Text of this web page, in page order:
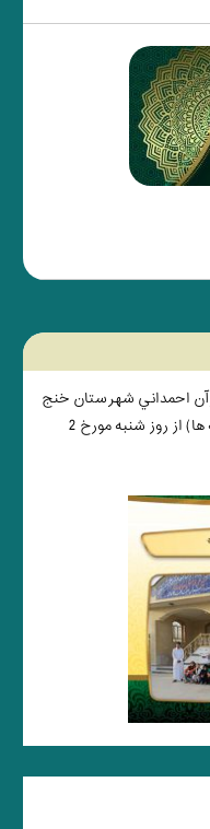
احمداني شهرستان خنج
دوره كلاسهاي ويژه قرآن كريم (مكتبخانه ها) از روز شنبه مورخ 2